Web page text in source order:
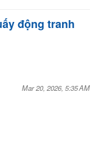
động tranh
Mar 20, 2026, 5:35 AM